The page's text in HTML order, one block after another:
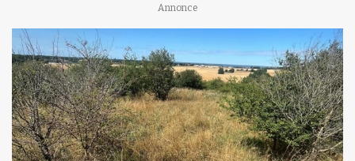
Annonce